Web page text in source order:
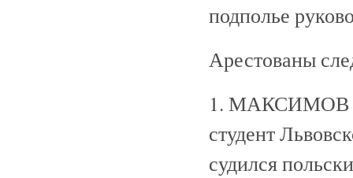
подполье
Арестованы
1. МАКСИМОВ
студент
судился